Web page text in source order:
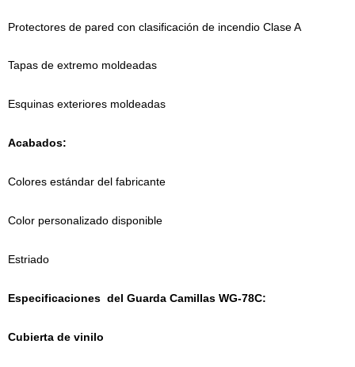
Protectores de pared con clasificación de incendio Clase A
Tapas de extremo moldeadas
Esquinas exteriores moldeadas
Acabados:
Colores estándar del fabricante
Color personalizado disponible
Estriado
Especificaciones del Guarda Camillas WG-78C:
Cubierta de vinilo